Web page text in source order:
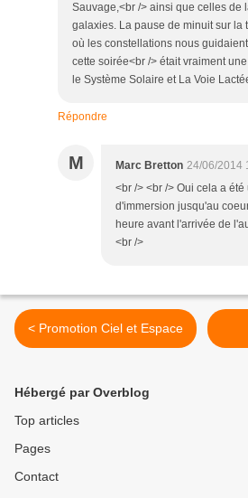
Sauvage,<br /> ainsi que celles de
galaxies. La pause de minuit sur la
où les constellations nous
cette soirée<br /> était vraiment
le Système Solaire et La Voie
Répondre
M Marc Bretton 24/06/2014
<br /> <br /> Oui cela a
d'immersion jusqu'au
heure avant l'arrivée de
<br />
< Promotion Ciel et Espace
Hébergé par Overblog
Top articles
Pages
Contact